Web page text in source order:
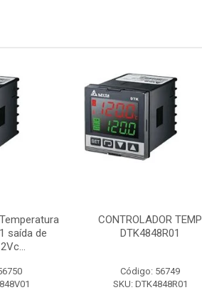
saída de
CONTROLADOR TEMP
DTK4848R01
Código: 56749
SKU: DTK4848R01